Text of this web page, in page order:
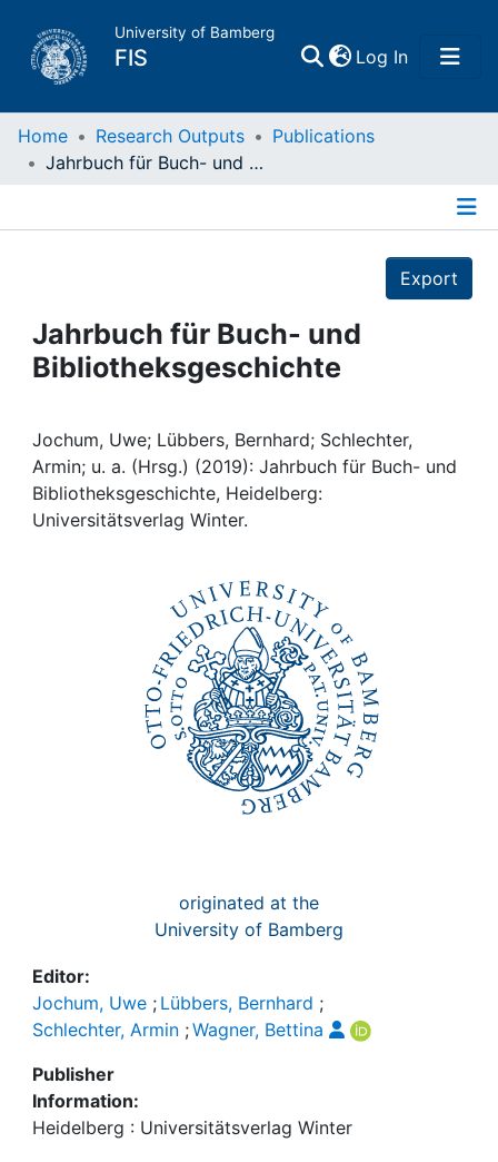
University of Bamberg
FIS Log In(current)
Home
Projects
People
Institutions
Awards
Home Research Outputs
Publications
Jahrbuch für Buch- und Bibliotheksgeschichte
Export
Jahrbuch für Buch- und
Bibliotheksgeschichte
Jochum, Uwe; Lübbers, Bernhard; Schlechter,
Armin; u. a. (Hrsg.) (2019): Jahrbuch für Buch- und
Bibliotheksgeschichte, Heidelberg:
Universitätsverlag Winter.
originated at the
University of Bamberg
Editor:
Jochum, Uwe ; Lübbers, Bernhard ;
Schlechter, Armin ;Wagner, Bettina
Publisher
Information:
Heidelberg : Universitätsverlag Winter